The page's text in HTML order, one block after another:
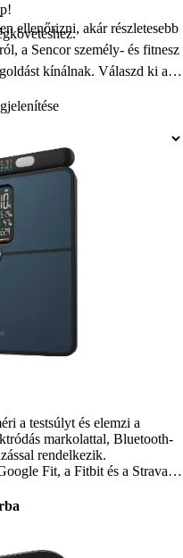
ellenőrizni, akár részletesebb
a Sencor személy- és fitnesz
kínálnak. Válaszd ki az
fel, milyen egyszerű
céljaidat.
a testsúlyt és elemzi a
markolattal, Bluetooth-
rendelkezik.
Fit, a Fitbit és a Strava
100 g.